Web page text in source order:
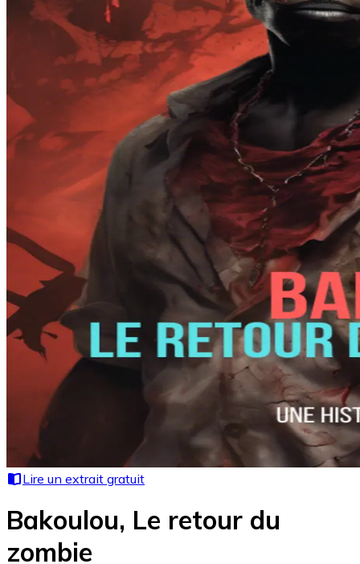
Lire un extrait gratuit
Bakoulou, Le retour du
zombie